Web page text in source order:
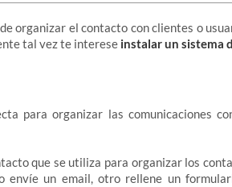
organizar el contacto con clientes o
tal vez te interese instalar un sistema
para organizar las comunicaciones
que se utiliza para organizar los
envíe un email, otro rellene un